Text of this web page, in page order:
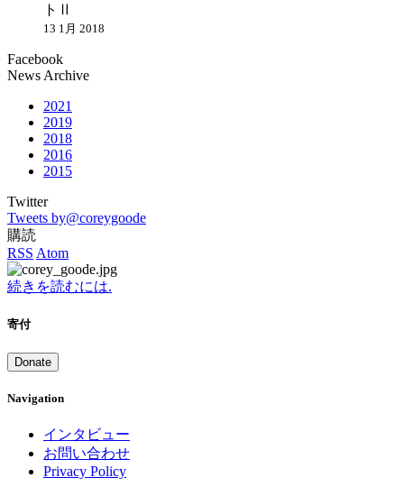
トⅡ
13 1月 2018
Facebook
News Archive
2021
2019
2018
2016
2015
Twitter
Tweets by@coreygoode
購読
RSS Atom
続きを読むには.
寄付
Donate
Navigation
インタビュー
お問い合わせ
Privacy Policy